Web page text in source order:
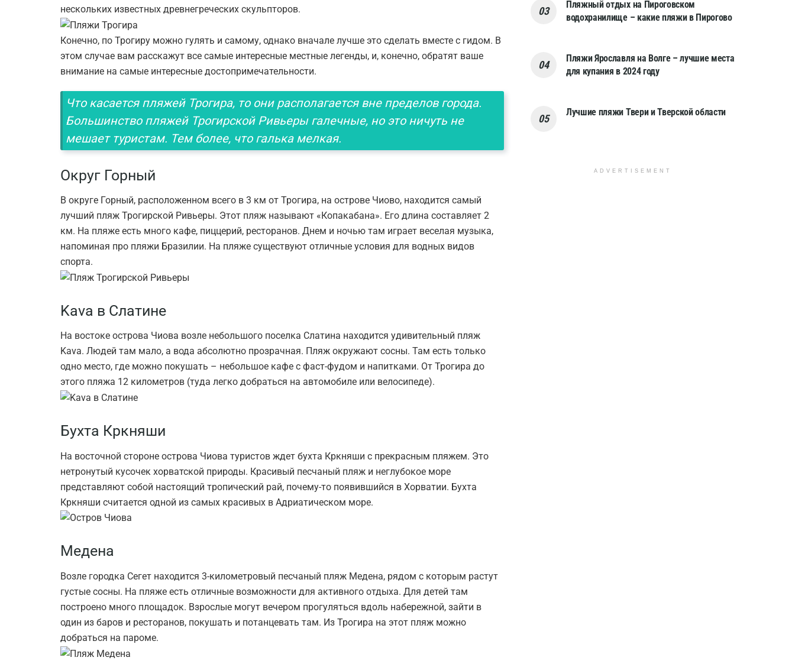
нескольких известных древнегреческих скульпторов.
Конечно, по Трогиру можно гулять и самому, однако вначале лучше это сделать вместе с гидом. В
этом случае вам расскажут все самые интересные местные легенды, и, конечно, обратят ваше
внимание на самые интересные достопримечательности.
Что касается пляжей Трогира, то они располагается вне пределов города.
Большинство пляжей Трогирской Ривьеры галечные, но это ничуть не
мешает туристам. Тем более, что галька мелкая.
Округ Горный
В округе Горный, расположенном всего в 3 км от Трогира, на острове Чиово, находится самый
лучший пляж Трогирской Ривьеры. Этот пляж называют «Копакабана». Его длина составляет 2
км. На пляже есть много кафе, пиццерий, ресторанов. Днем и ночью там играет веселая музыка,
напоминая про пляжи Бразилии. На пляже существуют отличные условия для водных видов
спорта.
Kava в Слатине
На востоке острова Чиова возле небольшого поселка Слатина находится удивительный пляж
Kava. Людей там мало, а вода абсолютно прозрачная. Пляж окружают сосны. Там есть только
одно место, где можно покушать – небольшое кафе с фаст-фудом и напитками. От Трогира до
этого пляжа 12 километров (туда легко добраться на автомобиле или велосипеде).
Бухта Кркняши
На восточной стороне острова Чиова туристов ждет бухта Кркняши с прекрасным пляжем. Это
нетронутый кусочек хорватской природы. Красивый песчаный пляж и неглубокое море
представляют собой настоящий тропический рай, почему-то появившийся в Хорватии. Бухта
Кркняши считается одной из самых красивых в Адриатическом море.
Медена
Возле городка Сегет находится 3-километровый песчаный пляж Медена, рядом с которым растут
густые сосны. На пляже есть отличные возможности для активного отдыха. Для детей там
построено много площадок. Взрослые могут вечером прогуляться вдоль набережной, зайти в
один из баров и ресторанов, покушать и потанцевать там. Из Трогира на этот пляж можно
добраться на пароме.
Пляжный отдых на Пироговском
водохранилище – какие пляжи в Пирогово
Пляжи Ярославля на Волге – лучшие места
для купания в 2024 году
Лучшие пляжи Твери и Тверской области
ADVERTISEMENT